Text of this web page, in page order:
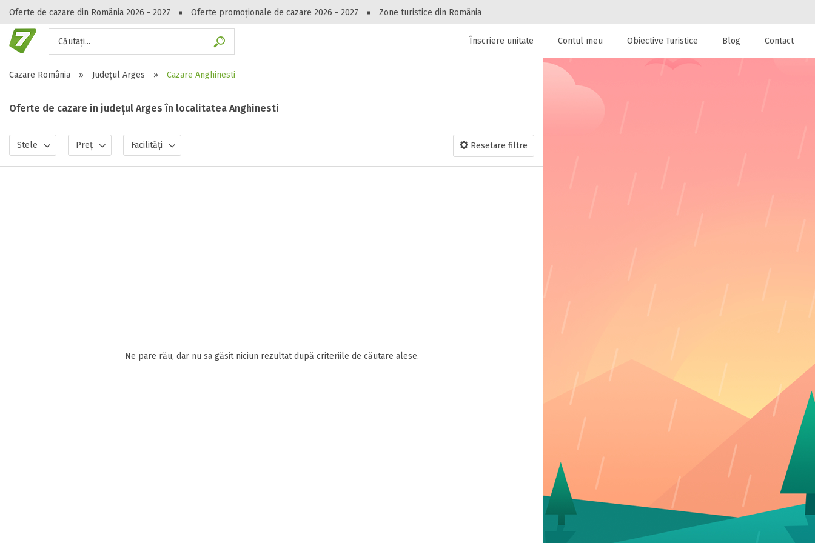
Oferte de cazare din România 2026 - 2027 Oferte promoționale de cazare 2026 - 2027 Zone turistice din România
Căutați...
Peste 10549 oferte de cazare!
Gasești hoteluri, pensiuni, vile, apartamente sau alte unitați de cazare la
Înscriere unitate Contul meu Obiective Turistice Blog Contact
Cazare România
» Județul Arges » Cazare Anghinesti
Oferte de cazare in județul Arges în localitatea Anghinesti
Stele Preț Facilități Resetare filtre
Ne pare rău, dar nu sa găsit niciun rezultat după criteriile de căutare alese.